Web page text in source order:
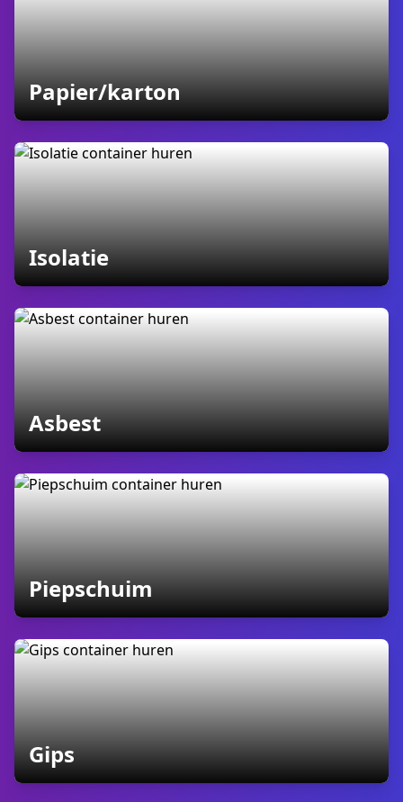
Papier/kartoncontainers
Isolatiecontainers
Asbestcontainers
Piepschuimcontainers
Gipscontainers